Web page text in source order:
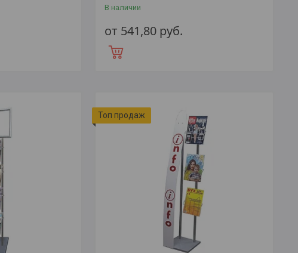
В наличии
от 541,80 руб.
Топ продаж